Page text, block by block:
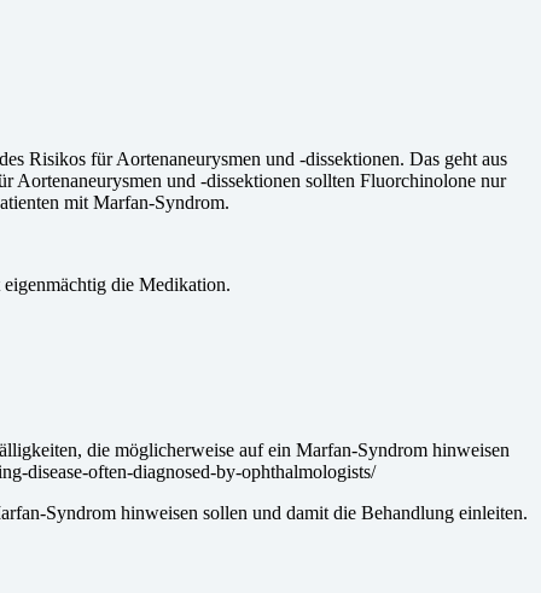
Risikos für Aortenaneurysmen und -dissektionen. Das geht aus
und -dissektionen sollten Fluorchinolone nur
mit Marfan-Syndrom.
die Medikation.
die möglicherweise auf ein Marfan-Syndrom hinweisen
disease-often-diagnosed-by-ophthalmologists/
Syndrom hinweisen sollen und damit die Behandlung einleiten.